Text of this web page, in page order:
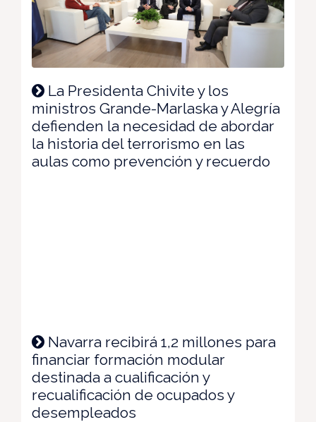
La Presidenta Chivite y los
ministros Grande-Marlaska y Alegría
defienden la necesidad de abordar
la historia del terrorismo en las
aulas como prevención y recuerdo
Navarra recibirá 1,2 millones para
financiar formación modular
destinada a cualificación y
recualificación de ocupados y
desempleados